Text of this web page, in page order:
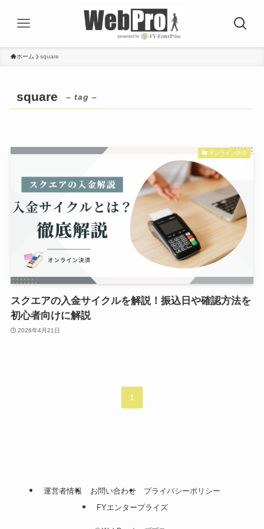
ホーム square
square – tag –
オンライン決済
スクエアの入金サイクルを解説！振込日や確認方法を
初心者向けに解説
2026年4月21日
1
運営者情報 お問い合わせ
プライバシーポリシー
FYエンタープライズ